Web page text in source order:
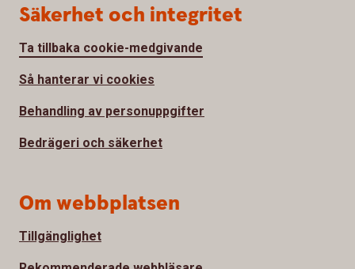
Säkerhet och integritet
Ta tillbaka cookie-medgivande
Så hanterar vi cookies
Behandling av personuppgifter
Bedrägeri och säkerhet
Om webbplatsen
Tillgänglighet